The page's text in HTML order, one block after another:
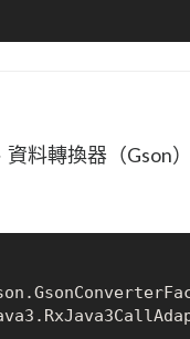
資料轉換器（Gson